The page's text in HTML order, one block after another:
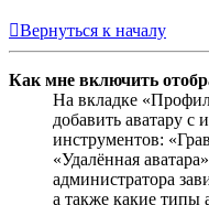
Вернуться к началу
Как мне включить
На вкладке
добавить аватару с
инструментов:
«Удалённая
администратора
а также какие типы